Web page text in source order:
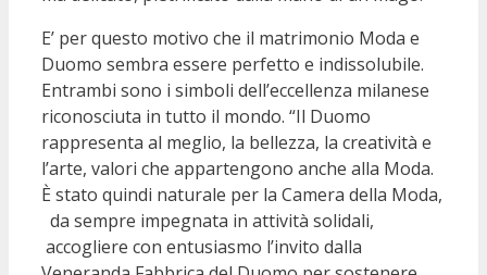
E’ per questo motivo che il matrimonio Moda e
Duomo sembra essere perfetto e indissolubile.
Entrambi sono i simboli dell’eccellenza milanese
riconosciuta in tutto il mondo. “Il Duomo
rappresenta al meglio, la bellezza, la creatività e
l’arte, valori che appartengono anche alla Moda.
È stato quindi naturale per la Camera della Moda,
da sempre impegnata in attività solidali,
accogliere con entusiasmo l’invito dalla